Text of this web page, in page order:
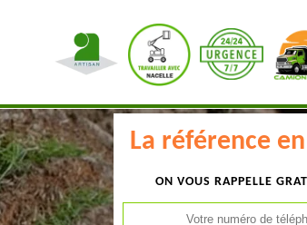
La référence
ON VOUS RAPPELLE